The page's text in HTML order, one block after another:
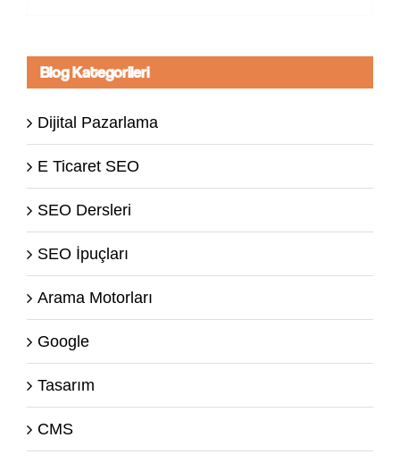
Blog Kategorileri
Dijital Pazarlama
E Ticaret SEO
SEO Dersleri
SEO İpuçları
Arama Motorları
Google
Tasarım
CMS